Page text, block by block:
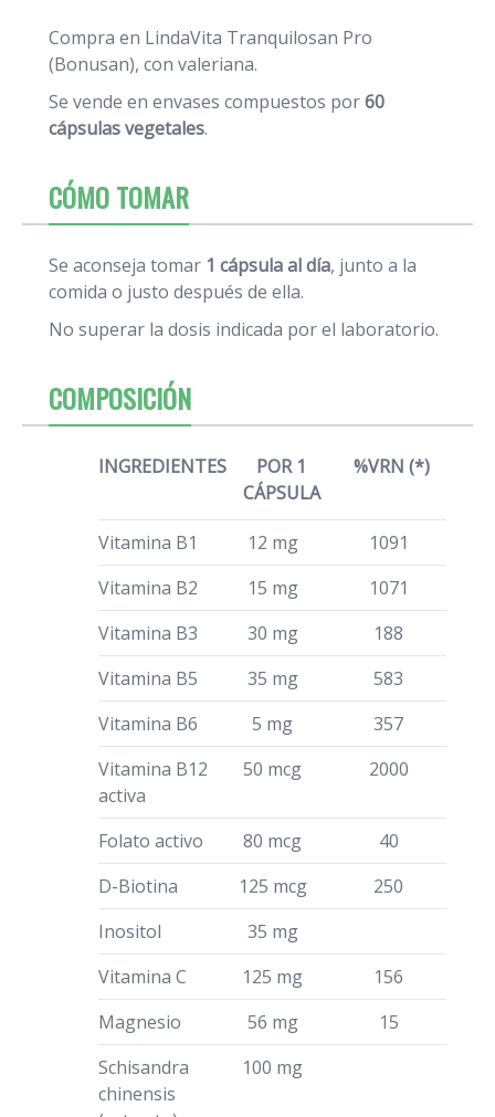
Compra en LindaVita Tranquilosan Pro
(Bonusan), con valeriana.
Se vende en envases compuestos por60
cápsulas vegetales.
CÓMO TOMAR
Se aconseja tomar 1 cápsula al día, junto a la
comida o justo después de ella.
No superar la dosis indicada por el laboratorio.
COMPOSICIÓN
INGREDIENTES
POR 1
CÁPSULA
%VRN (*)
Vitamina B1 12 mg
1091
Vitamina B2
15 mg
1071
Vitamina B3
30 mg
188
Vitamina B5
35 mg
583
Vitamina B6
5 mg
357
Vitamina B12
activa
50 mcg 2000
Folato activo 80 mcg
40
D-Biotina
125 mcg
250
Inositol
35 mg
Vitamina C
125 mg
156
Magnesio
56 mg
15
Schisandra
chinensis
100 mg